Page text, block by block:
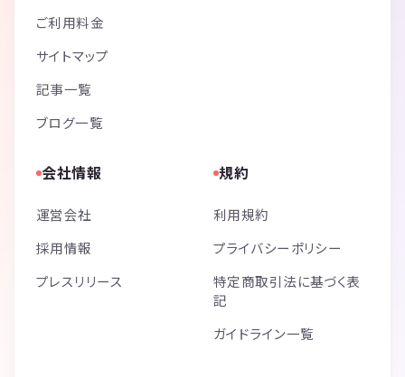
ご利用料金
サイトマップ
記事一覧
ブログ一覧
会社情報
運営会社
採用情報
プレスリリース
規約
利用規約
プライバシーポリシー
特定商取引法に基づく表
記
ガイドライン一覧